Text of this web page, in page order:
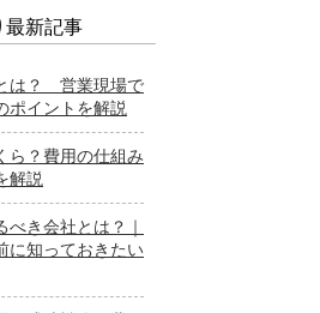
最新記事
は？ 営業現場で
ポイントを解説
ら？費用の仕組み
解説
き会社とは？｜
に知っておきたい